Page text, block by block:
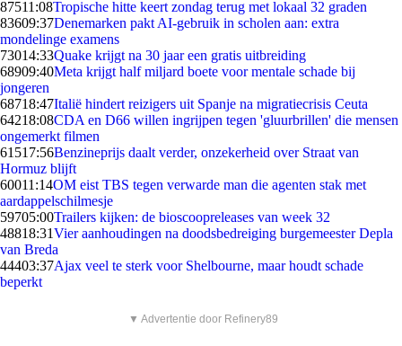
87511:08Tropische hitte keert zondag terug met lokaal 32 graden
83609:37Denemarken pakt AI-gebruik in scholen aan: extra
mondelinge examens
73014:33Quake krijgt na 30 jaar een gratis uitbreiding
68909:40Meta krijgt half miljard boete voor mentale schade bij
jongeren
68718:47Italië hindert reizigers uit Spanje na migratiecrisis Ceuta
64218:08CDA en D66 willen ingrijpen tegen 'gluurbrillen' die mensen
ongemerkt filmen
61517:56Benzineprijs daalt verder, onzekerheid over Straat van
Hormuz blijft
60011:14OM eist TBS tegen verwarde man die agenten stak met
aardappelschilmesje
59705:00Trailers kijken: de bioscoopreleases van week 32
48818:31Vier aanhoudingen na doodsbedreiging burgemeester Depla
van Breda
44403:37Ajax veel te sterk voor Shelbourne, maar houdt schade
beperkt
▼ Advertentie door Refinery89